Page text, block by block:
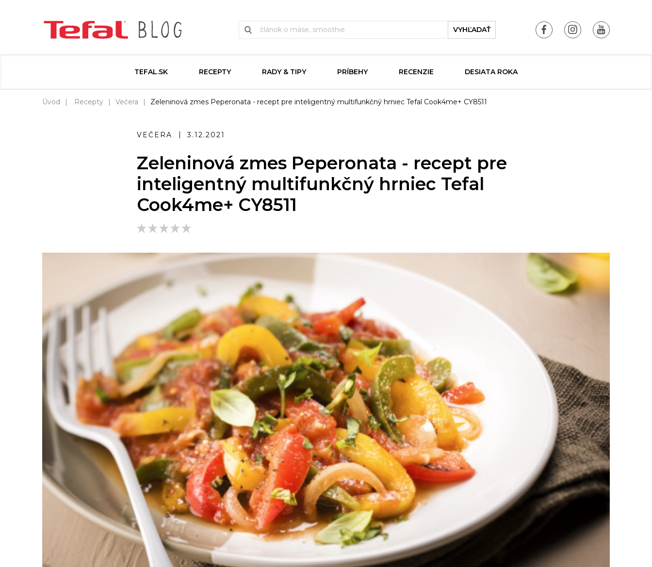
VYHĽADAŤ
TEFAL.SK RECEPTY RADY & TIPY PRÍBEHY RECENZIE DESIATA ROKA
Úvod Recepty Večera Zeleninová zmes Peperonata - recept pre inteligentný multifunkčný hrniec Tefal Cook4me+ CY8511
VEČERA 3.12.2021
Zeleninová zmes Peperonata - recept pre
inteligentný multifunkčný hrniec Tefal
Cook4me+ CY8511